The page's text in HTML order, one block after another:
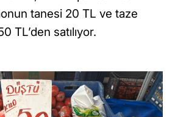
tanesi 20 TL ve taze
TL’den satılıyor.